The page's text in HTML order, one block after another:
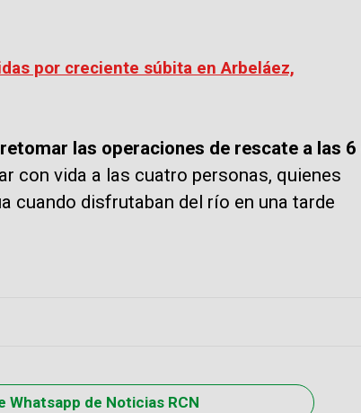
por creciente súbita en Arbeláez,
las operaciones de rescate a las 6
con vida a las cuatro personas, quienes
cuando disfrutaban del río en una tarde
Whatsapp de Noticias RCN